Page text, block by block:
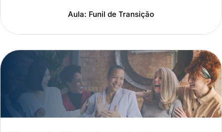
Aula: Funil de Transição